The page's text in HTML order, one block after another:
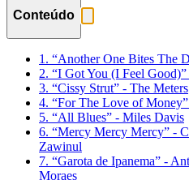
Conteúdo
1. “Another One Bites The
2. “I Got You (I Feel
3. “Cissy Strut” - The Meters
4. “For The Love of Money”
5. “All Blues” - Miles Davis
6. “Mercy Mercy Mercy” -
Zawinul
7. “Garota de Ipanema” -
Moraes